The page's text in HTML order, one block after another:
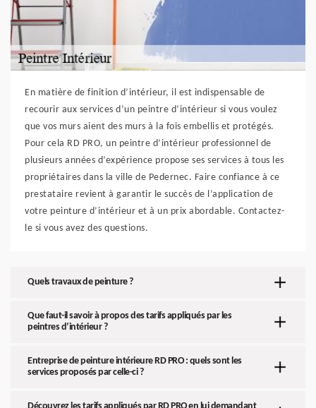
En matière de finition d’intérieur, il est indispensable de
recourir aux services d’un peintre d’intérieur si vous voulez
que vos murs aient des murs à la fois embellis et protégés.
Pour cela RD PRO, un peintre d’intérieur professionnel de
plusieurs années d’expérience propose ses services à tous les
propriétaires dans la ville de Pedernec. Faire confiance à ce
prestataire revient à garantir le succès de l’application de
votre peinture d’intérieur et à un prix abordable. Contactez-
le si vous avez des questions.
Quels travaux de peinture ?
Que faut-il savoir à propos des tarifs appliqués par les
peintres d’intérieur ?
Entreprise de peinture intérieure RD PRO : quels sont les
services proposés par celle-ci ?